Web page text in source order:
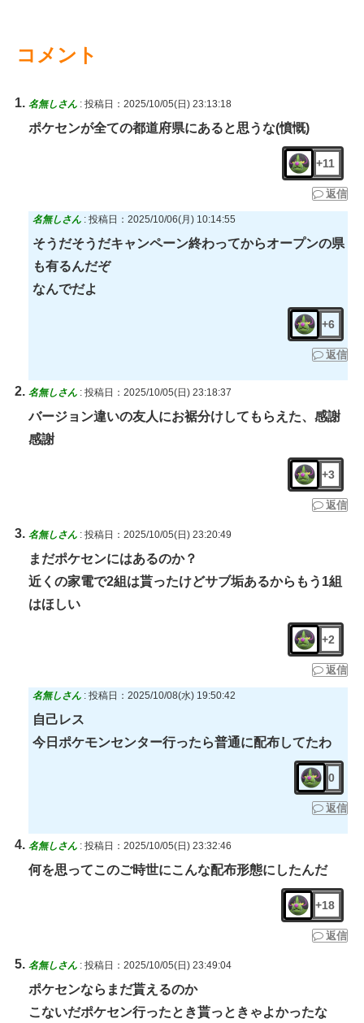
コメント
名無しさん : 投稿日：2025/10/05(日) 23:13:18
ポケセンが全ての都道府県にあると思うな(憤慨)
+11
返信
名無しさん : 投稿日：2025/10/06(月) 10:14:55
そうだそうだキャンペーン終わってからオープンの県
も有るんだぞ
なんでだよ
+6
返信
名無しさん : 投稿日：2025/10/05(日) 23:18:37
バージョン違いの友人にお裾分けしてもらえた、感謝
感謝
+3
返信
名無しさん : 投稿日：2025/10/05(日) 23:20:49
まだポケセンにはあるのか？
近くの家電で2組は貰ったけどサブ垢あるからもう1組
はほしい
+2
返信
名無しさん : 投稿日：2025/10/08(水) 19:50:42
自己レス
今日ポケモンセンター行ったら普通に配布してたわ
0
返信
名無しさん : 投稿日：2025/10/05(日) 23:32:46
何を思ってこのご時世にこんな配布形態にしたんだ
+18
返信
名無しさん : 投稿日：2025/10/05(日) 23:49:04
ポケセンならまだ貰えるのか
こないだポケセン行ったとき貰っときゃよかったな